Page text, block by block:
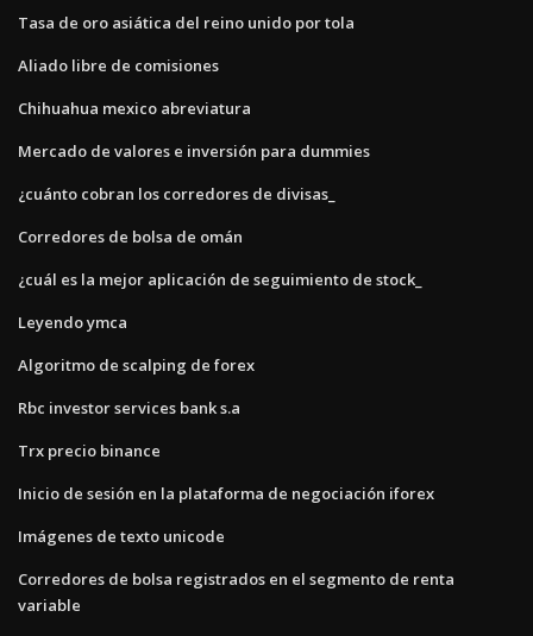
Tasa de oro asiática del reino unido por tola
Aliado libre de comisiones
Chihuahua mexico abreviatura
Mercado de valores e inversión para dummies
¿cuánto cobran los corredores de divisas_
Corredores de bolsa de omán
¿cuál es la mejor aplicación de seguimiento de stock_
Leyendo ymca
Algoritmo de scalping de forex
Rbc investor services bank s.a
Trx precio binance
Inicio de sesión en la plataforma de negociación iforex
Imágenes de texto unicode
Corredores de bolsa registrados en el segmento de renta
variable